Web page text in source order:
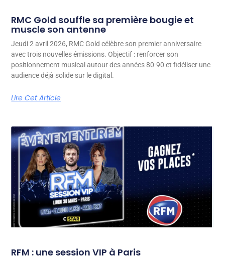
RMC Gold souffle sa première bougie et
muscle son antenne
Jeudi 2 avril 2026, RMC Gold célèbre son premier anniversaire
avec trois nouvelles émissions. Objectif : renforcer son
positionnement musical autour des années 80-90 et fidéliser une
audience déjà solide sur le digital.
Lire Cet Article
RFM : une session VIP à Paris